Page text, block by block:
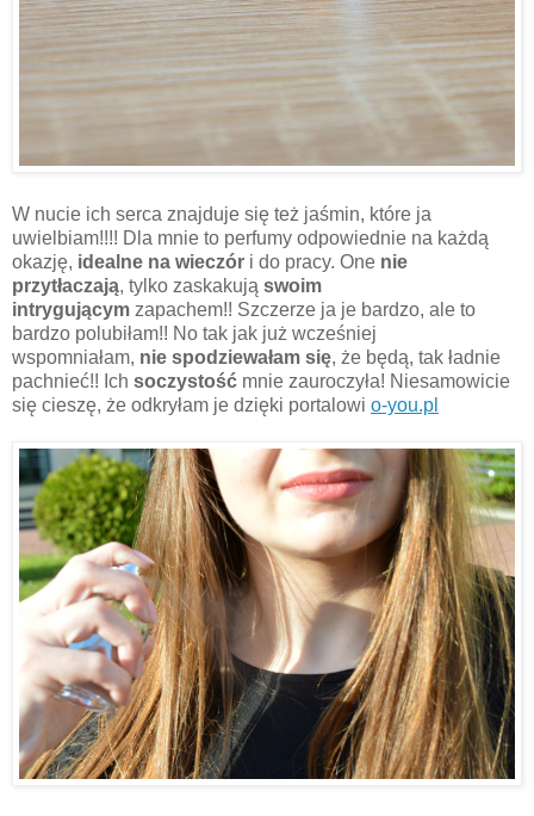
W nucie ich serca znajduje się też jaśmin, które ja
uwielbiam!!!! Dla mnie to perfumy odpowiednie na każdą
okazję, idealne na wieczór i do pracy. One nie
przytłaczają, tylko zaskakują swoim
intrygującym zapachem!! Szczerze ja je bardzo, ale to
bardzo polubiłam!! No tak jak już wcześniej
wspomniałam, nie spodziewałam się, że będą, tak ładnie
pachnieć!! Ich soczystość mnie zauroczyła! Niesamowicie
się cieszę, że odkryłam je dzięki portalowi o-you.pl